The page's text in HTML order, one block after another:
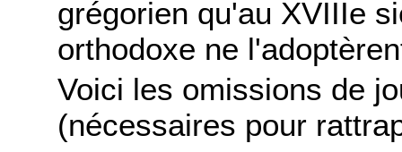
grégorien qu'au XVIIIe
orthodoxe ne
Voici les omissions de
(nécessaires pour